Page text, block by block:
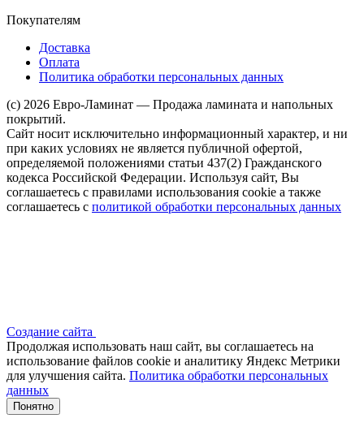
Покупателям
Доставка
Оплата
Политика обработки персональных данных
(c) 2026 Евро-Ламинат — Продажа ламината и напольных
покрытий.
Сайт носит исключительно информационный характер, и ни
при каких условиях не является публичной офертой,
определяемой положениями статьи 437(2) Гражданского
кодекса Российской Федерации. Используя сайт, Вы
соглашаетесь с правилами использования cookie а также
соглашаетесь с политикой обработки персональных данных
Создание сайта
Продолжая использовать наш сайт, вы соглашаетесь на
использование файлов сооkіе и аналитику Яндекс Метрики
для улучшения сайта. Политика обработки персональных
данных
Понятно